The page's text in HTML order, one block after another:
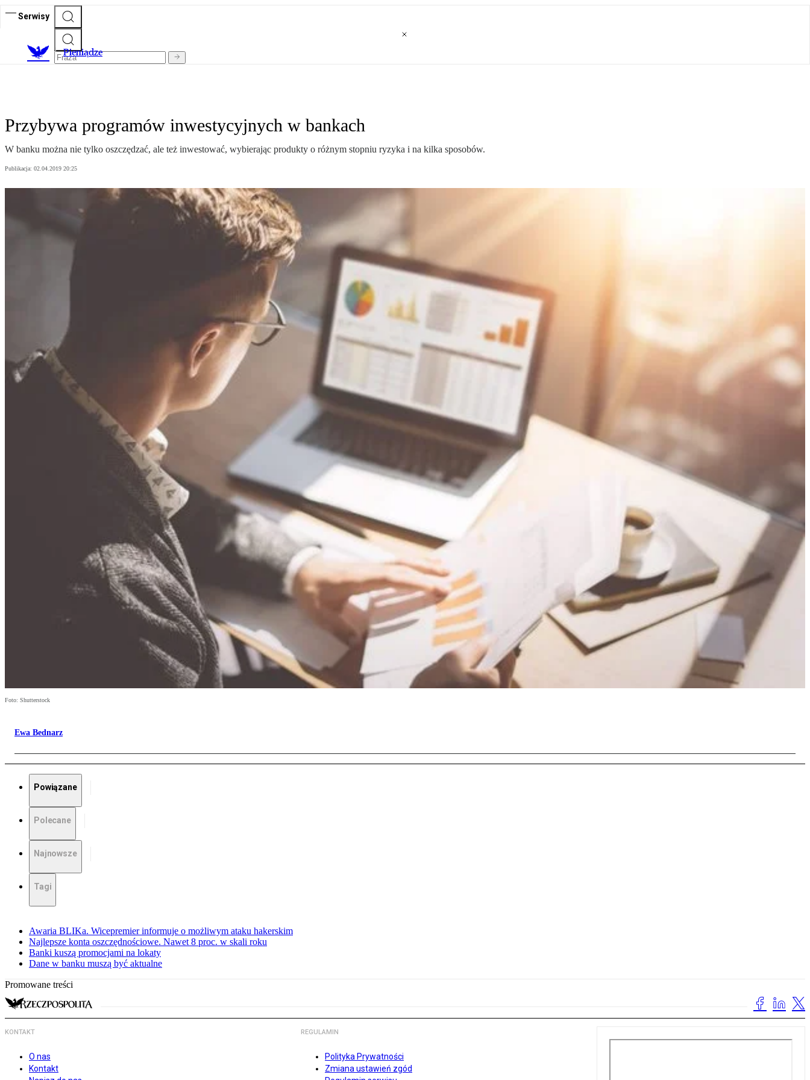
Serwisy
Pieniądze
Przybywa programów inwestycyjnych w bankach
W banku można nie tylko oszczędzać, ale też inwestować, wybierając produkty o różnym stopniu ryzyka i na kilka sposobów.
Publikacja: 02.04.2019 20:25
Foto: Shutterstock
Ewa Bednarz
Powiązane
Polecane
Najnowsze
Tagi
Awaria BLIKa. Wicepremier informuje o możliwym ataku hakerskim
Najlepsze konta oszczędnościowe. Nawet 8 proc. w skali roku
Banki kuszą promocjami na lokaty
Dane w banku muszą być aktualne
Promowane treści
KONTAKT
O nas
Kontakt
REGULAMIN
Polityka Prywatności
Zmiana ustawień zgód